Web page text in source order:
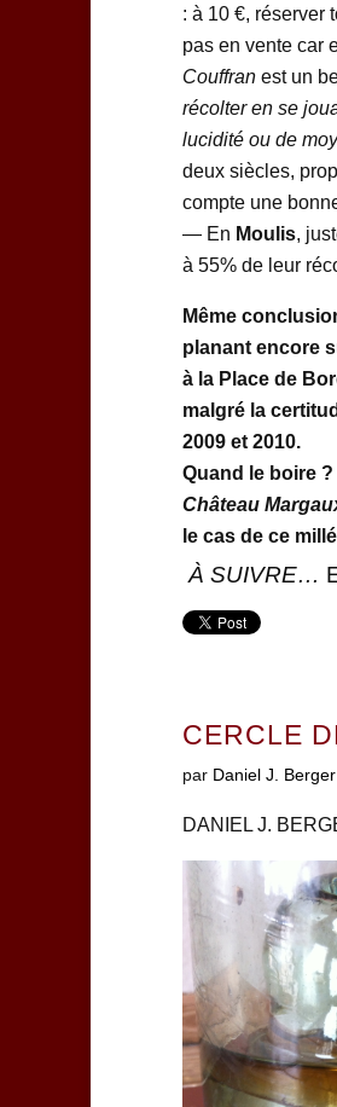
: à 10 €, réserver
pas en vente car
Couffranest un
récolter en se
lucidité ou de
deux siècles,
compte une
— En Moulis,
à 55% de leur
Même
planant encore
à la Place de
malgré la
2009 et 2010.
Quand le boire
Château
le cas de ce
À SUIVRE…
CERCLE
par Daniel J. Berger
DANIEL J.